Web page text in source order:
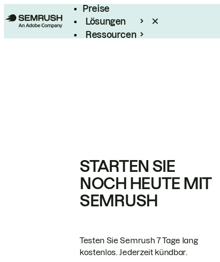
Preise
Lösungen
Ressourcen
STARTEN SIE
NOCH HEUTE MIT
SEMRUSH
Testen Sie Semrush 7 Tage lang
kostenlos. Jederzeit kündbar.